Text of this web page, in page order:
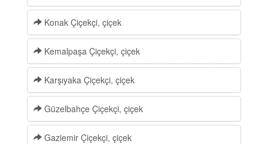
Konak Çiçekçi, çiçek
Kemalpaşa Çiçekçi, çiçek
Karşıyaka Çiçekçi, çiçek
Güzelbahçe Çiçekçi, çiçek
Gaziemir Çiçekçi, çiçek